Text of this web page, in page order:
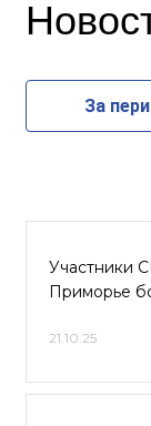
За
Участники
Приморье
21.10.25